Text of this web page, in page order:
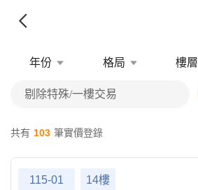
年份 格局 樓層
剔除特殊/一樓交易
共有 103 筆實價登錄
115-01 14樓